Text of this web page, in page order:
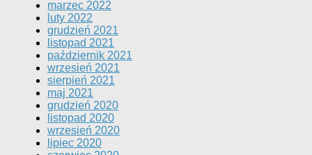
marzec 2022
luty 2022
grudzień 2021
listopad 2021
październik 2021
wrzesień 2021
sierpień 2021
maj 2021
grudzień 2020
listopad 2020
wrzesień 2020
lipiec 2020